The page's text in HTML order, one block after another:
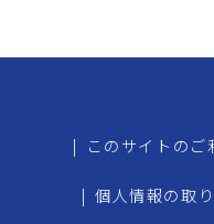
| このサイトのご
| 個人情報の取